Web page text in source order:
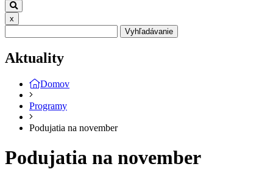
x
Vyhľadávanie
Aktuality
Domov
Programy
Podujatia na november
Podujatia na november